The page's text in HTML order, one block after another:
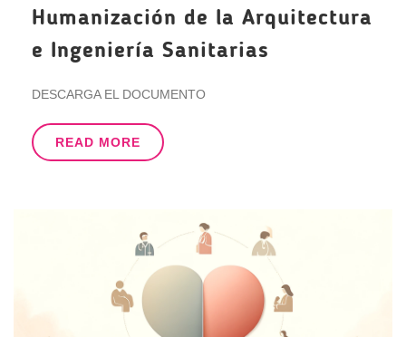
Humanización de la Arquitectura
e Ingeniería Sanitarias
DESCARGA EL DOCUMENTO
READ MORE